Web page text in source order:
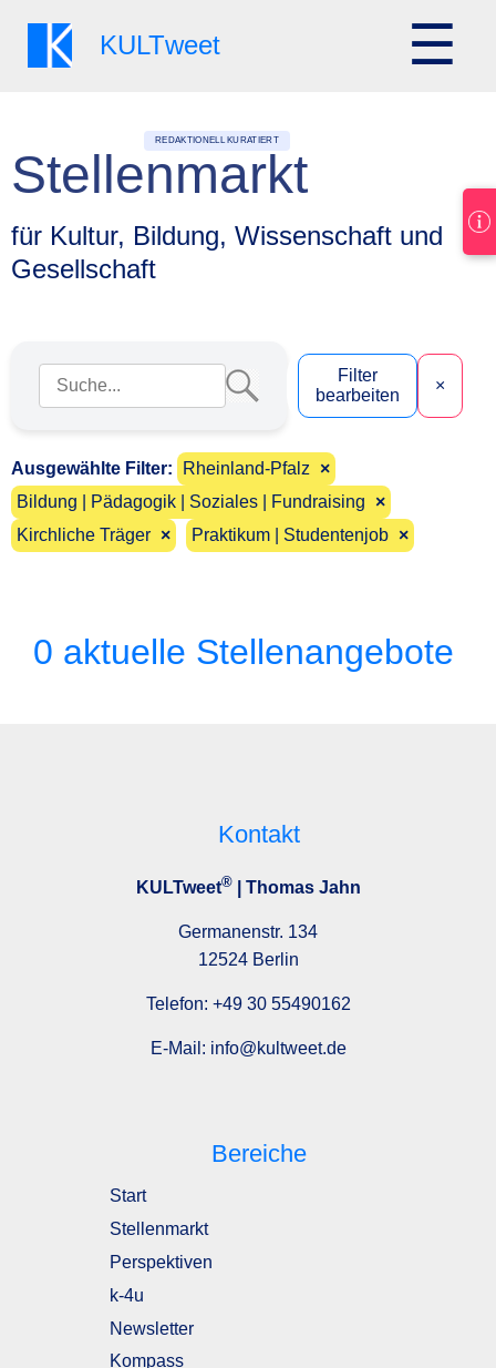
KULTweet ☰
REDAKTIONELL KURATIERT
Stellenmarkt
für Kultur, Bildung, Wissenschaft und
Gesellschaft
Suchbegriff eingeben
Filter
bearbeiten
×
Ausgewählte Filter: Rheinland-Pfalz ×
Bildung | Pädagogik | Soziales | Fundraising ×
Kirchliche Träger × Praktikum | Studentenjob ×
0 aktuelle Stellenangebote
Kontakt
KULTweet®| Thomas Jahn
Germanenstr. 134
12524 Berlin
Telefon: +49 30 55490162
E-Mail: info@kultweet.de
Bereiche
Start
Stellenmarkt
Perspektiven
k-4u
Newsletter
Kompass